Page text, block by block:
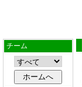
チーム